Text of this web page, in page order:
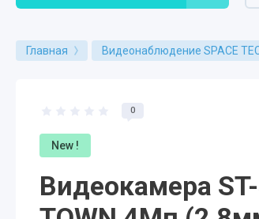
Главная Видеонаблюдение SPACE
0
New !
Видеокамера